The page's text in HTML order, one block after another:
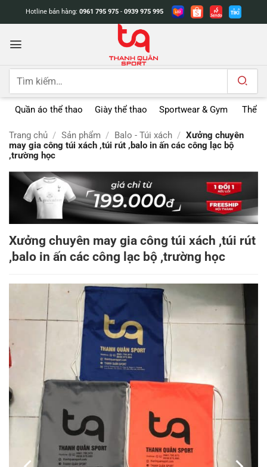
dung
Hotline bán hàng: 0961 795 975 - 0939 975 995
Tìm
Quần áo thể thao Giày thể thao Sportwear & Gym Thể
Trang chủ / Sản phẩm / Balo - Túi xách / Xưởng chuyên
may gia công túi xách ,túi rút ,balo in ấn các công lạc bộ
,trường học
Xưởng chuyên may gia công túi xách ,túi rút
,balo in ấn các công lạc bộ ,trường học